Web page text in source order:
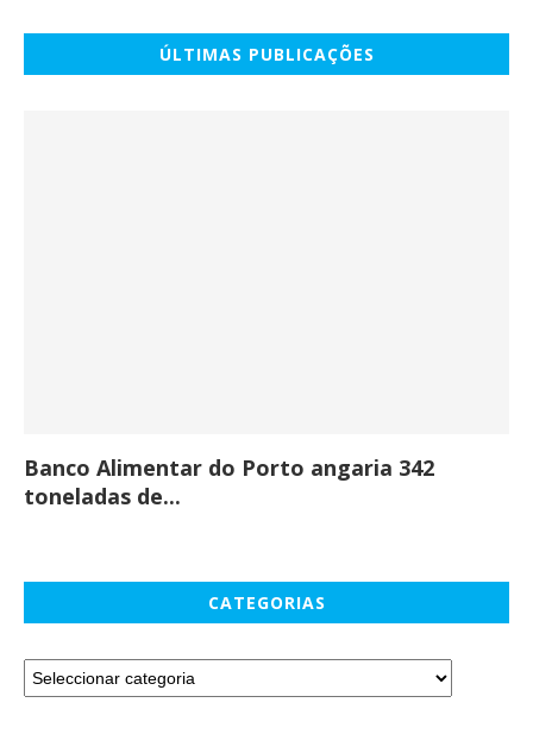
ÚLTIMAS PUBLICAÇÕES
Banco Alimentar do Porto angaria 342
toneladas de...
CATEGORIAS